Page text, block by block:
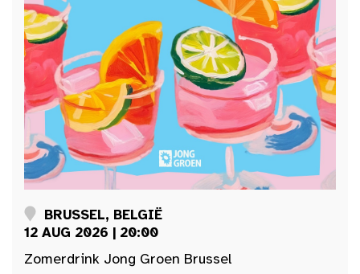
BRUSSEL, BELGIË
12 AUG 2026 | 20:00
Zomerdrink Jong Groen Brussel